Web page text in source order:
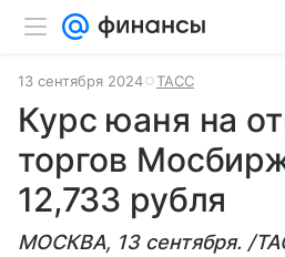
13 сентября 2024 ТАСС
Курс юаня на
торгов
12,733 рубля
МОСКВА, 13 сентября. /